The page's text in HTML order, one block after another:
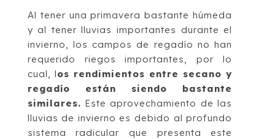
Al tener una primavera bastante húmeda
y al tener lluvias importantes durante el
invierno, los campos de regadío no han
requerido riegos importantes, por lo
cual, los rendimientos entre secano y
regadío están siendo bastante
similares. Este aprovechamiento de las
lluvias de invierno es debido al profundo
sistema radicular que presenta este